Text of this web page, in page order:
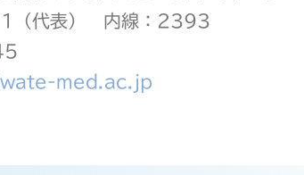
代表） 内線：2393
med.ac.jp